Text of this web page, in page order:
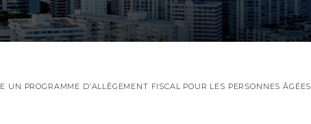
UN PROGRAMME D’ALLÈGEMENT FISCAL POUR LES PERSONNES ÂGÉES